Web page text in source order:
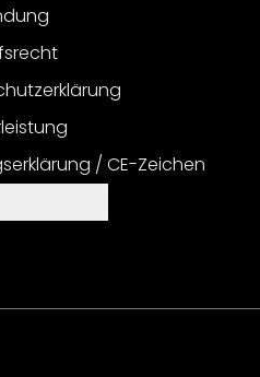
/ CE-Zeichen